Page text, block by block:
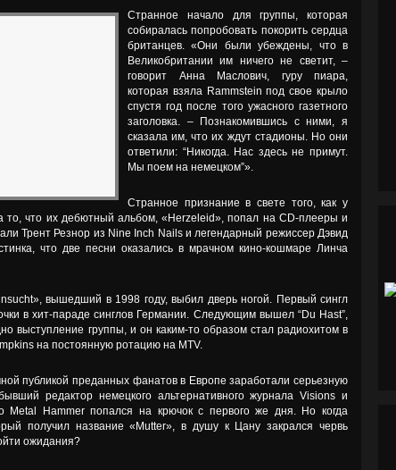
Странное начало для группы, которая
собиралась попробовать покорить сердца
британцев. «Они были убеждены, что в
Великобритании им ничего не светит, –
говорит Анна Маслович, гуру пиара,
которая взяла Rammstein под свое крыло
спустя год после того ужасного газетного
заголовка. – Познакомившись с ними, я
сказала им, что их ждут стадионы. Но они
ответили: “Никогда. Нас здесь не примут.
Мы поем на немецком”».
Странное признание в свете того, как у
то, что их дебютный альбом, «Herzeleid», попал на CD-плееры и
Трент Резнор из Nine Inch Nails и легендарный режиссер Дэвид
что две песни оказались в мрачном кино-кошмаре Линча
вышедший в 1998 году, выбил дверь ногой. Первый сингл
в хит-параде синглов Германии. Следующим вышел “Du Hast”,
выступление группы, и он каким-то образом стал радиохитом в
на постоянную ротацию на MTV.
публикой преданных фанатов в Европе заработали серьезную
редактор немецкого альтернативного журнала Visions и
Metal Hammer попался на крючок с первого же дня. Но когда
получил название «Mutter», в душу к Цану закрался червь
ожидания?